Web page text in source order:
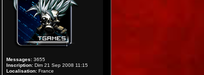
Messages: 3655
Inscription: Dim 21 Sep 2008 11:15
Localisation: France